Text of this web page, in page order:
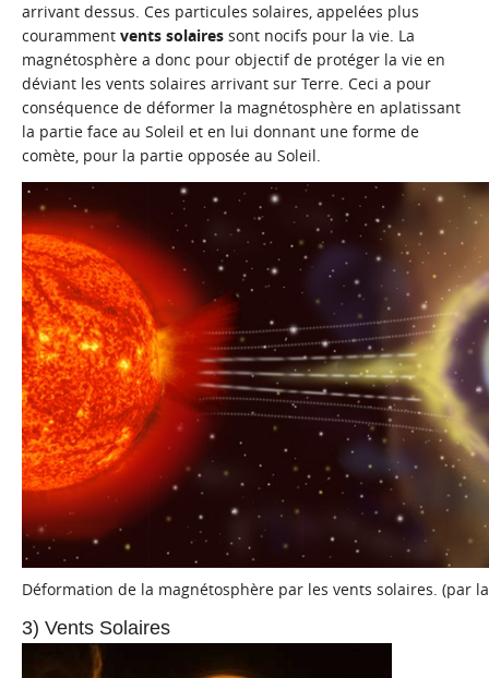
arrivant dessus. Ces particules solaires, appelées plus
couramment vents solaires sont nocifs pour la vie. La
magnétosphère a donc pour objectif de protéger la vie en
déviant les vents solaires arrivant sur Terre. Ceci a pour
conséquence de déformer la magnétosphère en aplatissant
la partie face au Soleil et en lui donnant une forme de
comète, pour la partie opposée au Soleil.
Déformation de la magnétosphère par les vents solaires. (par la
3) Vents Solaires